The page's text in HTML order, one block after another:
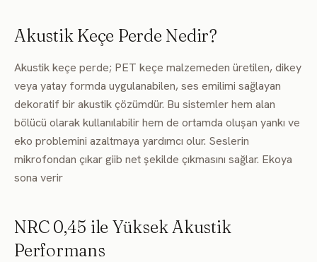
Akustik Keçe Perde Nedir?
Akustik keçe perde; PET keçe malzemeden üretilen, dikey
veya yatay formda uygulanabilen, ses emilimi sağlayan
dekoratif bir akustik çözümdür. Bu sistemler hem alan
bölücü olarak kullanılabilir hem de ortamda oluşan yankı ve
eko problemini azaltmaya yardımcı olur. Seslerin
mikrofondan çıkar giib net şekilde çıkmasını sağlar. Ekoya
sona verir
NRC 0,45 ile Yüksek Akustik
Performans